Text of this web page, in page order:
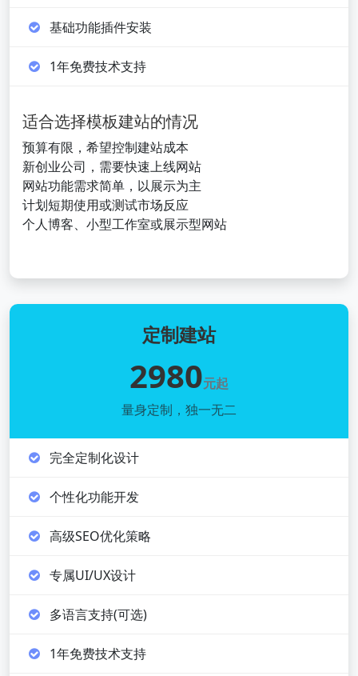
基础功能插件安装
1年免费技术支持
适合选择模板建站的情况
预算有限，希望控制建站成本
新创业公司，需要快速上线网站
网站功能需求简单，以展示为主
计划短期使用或测试市场反应
个人博客、小型工作室或展示型网站
定制建站
2980元起
量身定制，独一无二
完全定制化设计
个性化功能开发
高级SEO优化策略
专属UI/UX设计
多语言支持(可选)
1年免费技术支持